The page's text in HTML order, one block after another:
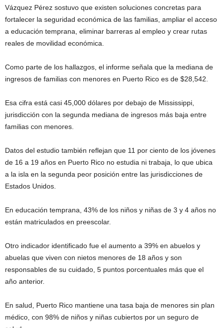
Vázquez Pérez sostuvo que existen soluciones concretas para
fortalecer la seguridad económica de las familias, ampliar el acceso
a educación temprana, eliminar barreras al empleo y crear rutas
reales de movilidad económica.
Como parte de los hallazgos, el informe señala que la mediana de
ingresos de familias con menores en Puerto Rico es de $28,542.
Esa cifra está casi 45,000 dólares por debajo de Mississippi,
jurisdicción con la segunda mediana de ingresos más baja entre
familias con menores.
Datos del estudio también reflejan que 11 por ciento de los jóvenes
de 16 a 19 años en Puerto Rico no estudia ni trabaja, lo que ubica
a la isla en la segunda peor posición entre las jurisdicciones de
Estados Unidos.
En educación temprana, 43% de los niños y niñas de 3 y 4 años no
están matriculados en preescolar.
Otro indicador identificado fue el aumento a 39% en abuelos y
abuelas que viven con nietos menores de 18 años y son
responsables de su cuidado, 5 puntos porcentuales más que el
año anterior.
En salud, Puerto Rico mantiene una tasa baja de menores sin plan
médico, con 98% de niños y niñas cubiertos por un seguro de